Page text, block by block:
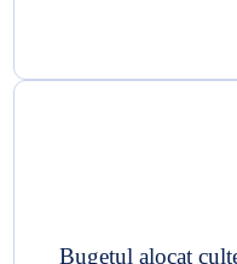
Bugetul alocat